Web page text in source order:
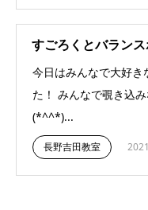
すごろくとバランス
今日はみんなで大好き
た！ みんなで覗き込
(*^^*)...
長野吉田教室